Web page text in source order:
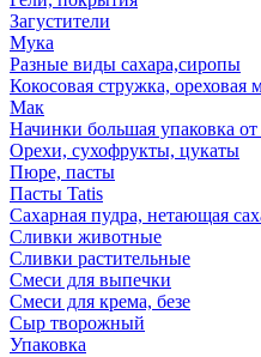
Загустители
Мука
Разные виды сахара,сиропы
Кокосовая стружка, ореховая
Мак
Начинки большая упаковка от
Орехи, сухофрукты, цукаты
Пюре, пасты
Пасты Tatis
Сахарная пудра, нетающая
Сливки животные
Сливки растительные
Смеси для выпечки
Смеси для крема, безе
Сыр творожный
Упаковка